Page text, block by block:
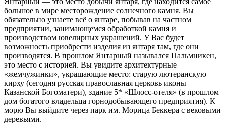
большое в мире месторождение солнечного камня. Вы
обязательно узнаете всё о янтаре, побывав на частном
предприятии, занимающемся обработкой камня и
производством ювелирных украшений. У Вас будет
возможность приобрести изделия из янтаря там, где они
производятся. В прошлом Янтарный назывался Пальмникен,
это место с историей. Вы увидите архитектурные
«жемчужинки», украшающие место: старую лютеранскую
кирху (сегодня русская православная церковь иконы
Казанской Богоматери), здание 5* «Шлосс-отеля» (в прошлом
дом богатого владельца горнодобывающего предприятия). К
морю Вы выйдите через парк им. Морица Беккера с вековыми
деревьями.